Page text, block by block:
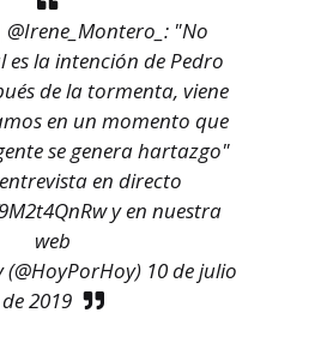
@Irene_Montero_ : "No
es la intención de Pedro
de la tormenta, viene
en un momento que
se genera hartazgo"
en directo
y en nuestra
web
10 de julio
de 2019